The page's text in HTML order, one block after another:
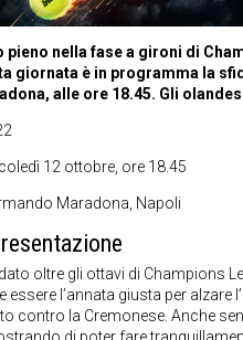
pieno nella fase a gironi di
giornata è in programma la
alle ore 18.45. Gli
12 ottobre, ore 18.45
Maradona, Napoli
oltre gli ottavi di Champions
essere l’annata giusta per alzare
contro la Cremonese. Anche
di poter fare